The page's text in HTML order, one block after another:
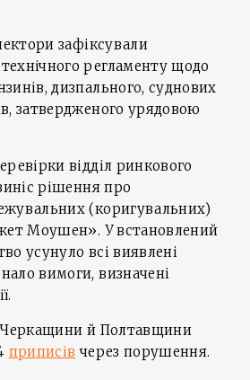
зафіксували
регламенту щодо
дизпального, суднових
затвердженого урядовою
відділ ринкового
рішення про
(коригувальних)
Моушен». У встановлений
усунуло всі виявлені
вимоги, визначені
Черкащини й Полтавщини
приписів через порушення.